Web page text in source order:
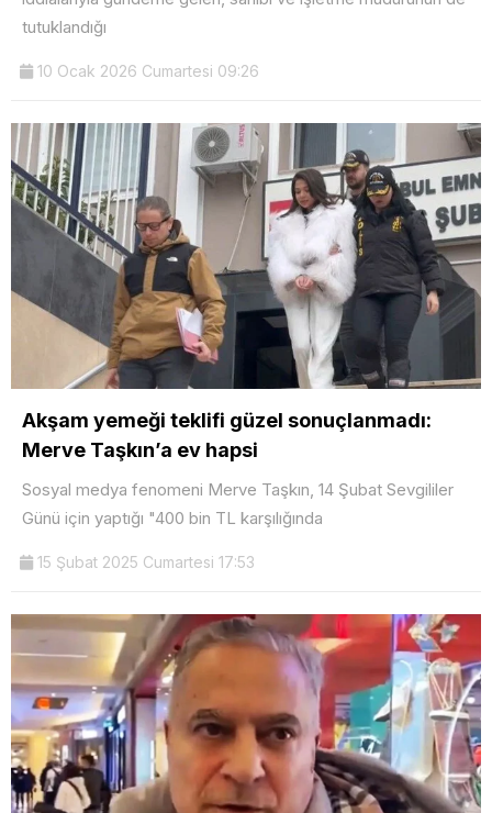
tutuklandığı
10 Ocak 2026 Cumartesi 09:26
Akşam yemeği teklifi güzel sonuçlanmadı:
Merve Taşkın’a ev hapsi
Sosyal medya fenomeni Merve Taşkın, 14 Şubat Sevgililer
Günü için yaptığı "400 bin TL karşılığında
15 Şubat 2025 Cumartesi 17:53